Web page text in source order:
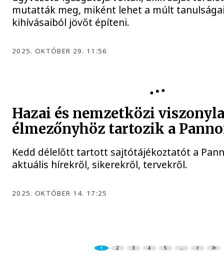
mutatták meg, miként lehet a múlt
kihívásaiból jövőt építeni.
2025. OKTÓBER 29. 11:56
Hazai és nemzetközi
élmezőnyhöz tartozik a
Kedd délelőtt tartott sajtótájékoztatót a
aktuális hírekről, sikerekről, tervekről.
2025. OKTÓBER 14. 17:25
1 2 3 4 5 ...